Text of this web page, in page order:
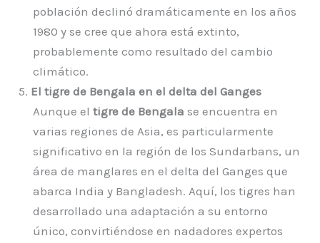
población declinó dramáticamente en los años
1980 y se cree que ahora está extinto,
probablemente como resultado del cambio
climático.
5. El tigre de Bengala en el delta del Ganges
Aunque eltigre de Bengala se encuentra en
varias regiones de Asia, es particularmente
significativo en la región de los Sundarbans, un
área de manglares en el delta del Ganges que
abarca India y Bangladesh. Aquí, los tigres han
desarrollado una adaptación a su entorno
único, convirtiéndose en nadadores expertos